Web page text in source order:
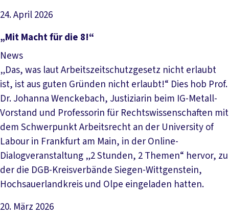
24. April 2026
Artikel lesen
„Mit Macht für die 8!“
News
„Das, was laut Arbeitszeitschutzgesetz nicht erlaubt
ist, ist aus guten Gründen nicht erlaubt!“ Dies hob Prof.
Dr. Johanna Wenckebach, Justiziarin beim IG-Metall-
Vorstand und Professorin für Rechtswissenschaften mit
dem Schwerpunkt Arbeitsrecht an der University of
Labour in Frankfurt am Main, in der Online-
Dialogveranstaltung „2 Stunden, 2 Themen“ hervor, zu
der die DGB-Kreisverbände Siegen-Wittgenstein,
Hochsauerlandkreis und Olpe eingeladen hatten.
20. März 2026